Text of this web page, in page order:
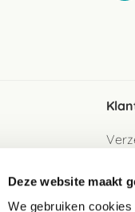
Deze website maakt
We gebruiken